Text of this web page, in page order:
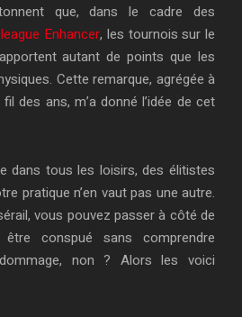
que, dans le cadre des
league Enhancer, les tournois sur le
autant de points que les
Cette remarque, agrégée à
des ans, m’a donné l’idée de cet
dans tous les loisirs, des élitistes
pratique n’en vaut pas une autre.
vous pouvez passer à côté de
conspué sans comprendre
non ? Alors les voici